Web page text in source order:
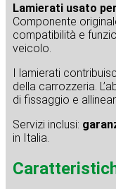
Lamierati usato
Componente
compatibilità e
veicolo.
I lamierati
della carrozzeria.
di fissaggio e
Servizi inclusi:
in Italia.